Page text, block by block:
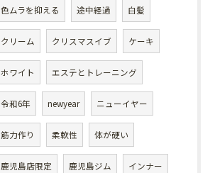
色ムラを抑える 途中経過 白髪
クリーム クリスマスイブ ケーキ
ホワイト エステとトレーニング
令和6年 newyear ニューイヤー
筋力作り 柔軟性 体が硬い
鹿児島店限定 鹿児島ジム インナー